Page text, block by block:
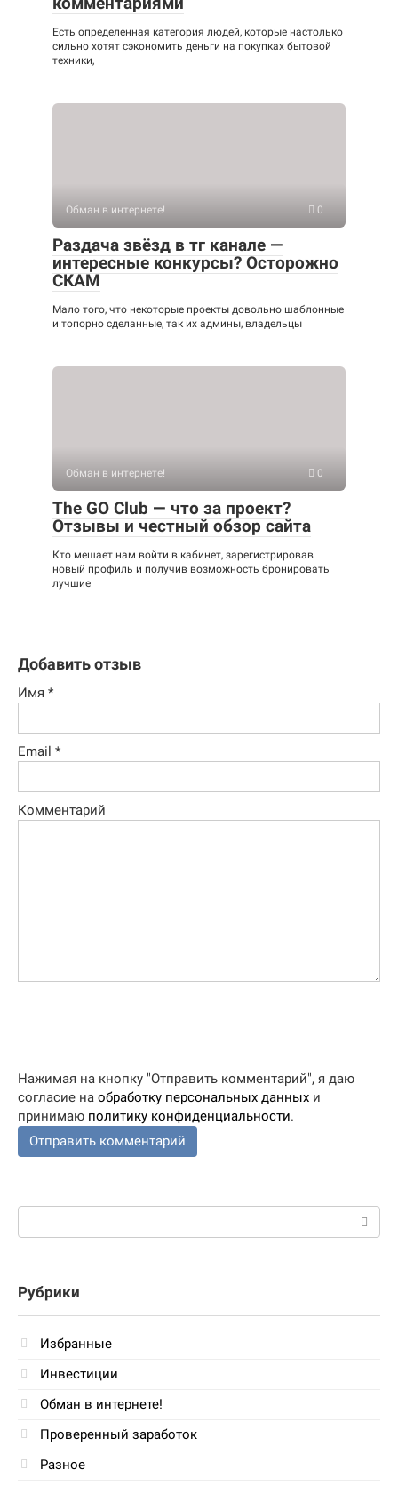
Есть определенная категория людей, которые настолько
сильно хотят сэкономить деньги на покупках бытовой
техники,
Обман в интернете! 0
Раздача звёзд в тг канале —
интересные конкурсы? Осторожно
СКАМ
Мало того, что некоторые проекты довольно шаблонные
и топорно сделанные, так их админы, владельцы
Обман в интернете! 0
The GO Club — что за проект?
Отзывы и честный обзор сайта
Кто мешает нам войти в кабинет, зарегистрировав
новый профиль и получив возможность бронировать
лучшие
Добавить отзыв
Имя *
Email *
Комментарий
Нажимая на кнопку "Отправить комментарий", я даю
согласие на обработку персональных данных и
принимаю политику конфиденциальности.
Поиск:
Рубрики
Избранные
Инвестиции
Обман в интернете!
Проверенный заработок
Разное